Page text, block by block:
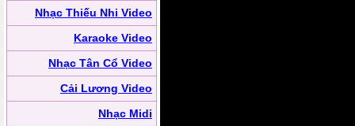
Nhạc Thiếu Nhi Video
Karaoke Video
Nhạc Tân Cổ Video
Cải Lương Video
Nhạc Midi